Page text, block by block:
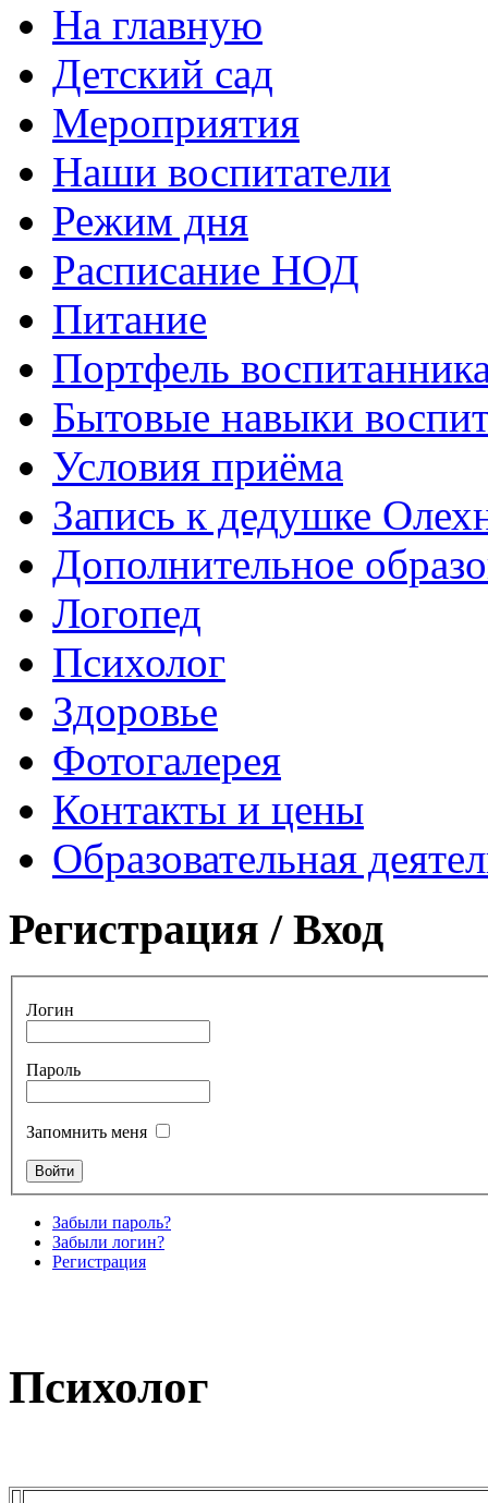
На главную
Детский сад
Мероприятия
Наши воспитатели
Режим дня
Расписание НОД
Питание
Портфель
Бытовые навыки
Условия приёма
Запись к дедушке
Дополнительное
Логопед
Психолог
Здоровье
Фотогалерея
Контакты и цены
Образовательная
Регистрация / Вход
Логин
Пароль
Запомнить меня
Забыли пароль?
Забыли логин?
Регистрация
Психолог